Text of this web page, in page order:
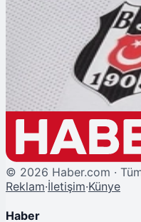
Şu An Okunan
TBF Disiplin Kurulundan
© 2026 Haber.com ·
Reklam·İletişim·Künye
Haber